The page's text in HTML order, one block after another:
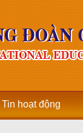
Tin hoạt động